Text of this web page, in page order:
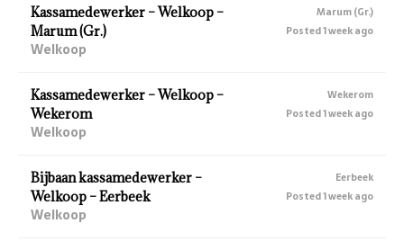
Kassamedewerker – Welkoop –
Marum (Gr.)
Welkoop
Marum (Gr.)
Posted 1 week ago
Kassamedewerker – Welkoop –
Wekerom
Welkoop
Wekerom
Posted 1 week ago
Bijbaan kassamedewerker –
Welkoop – Eerbeek
Welkoop
Eerbeek
Posted 1 week ago